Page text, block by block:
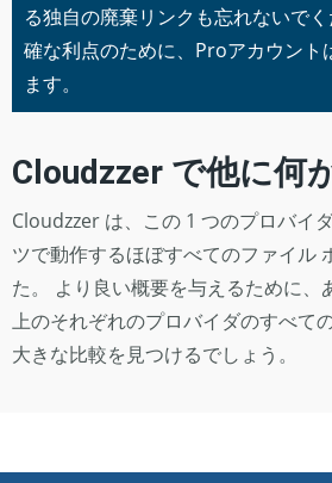
る独自の廃棄リンクも忘れないで
確な利点のために、Proアカウント
ます。
Cloudzzer で他に何
Cloudzzer は、この 1 つのプロバイ
ツで動作するほぼすべてのファイル
た。 より良い概要を与えるために、
上のそれぞれのプロバイダのすべて
大きな比較を見つけるでしょう。